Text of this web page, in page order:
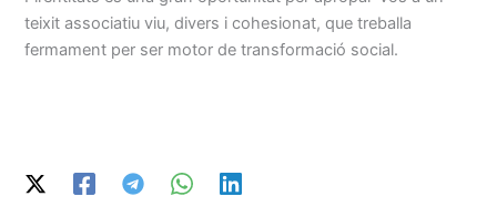
teixit associatiu viu, divers i cohesionat, que treballa
fermament per ser motor de transformació social.